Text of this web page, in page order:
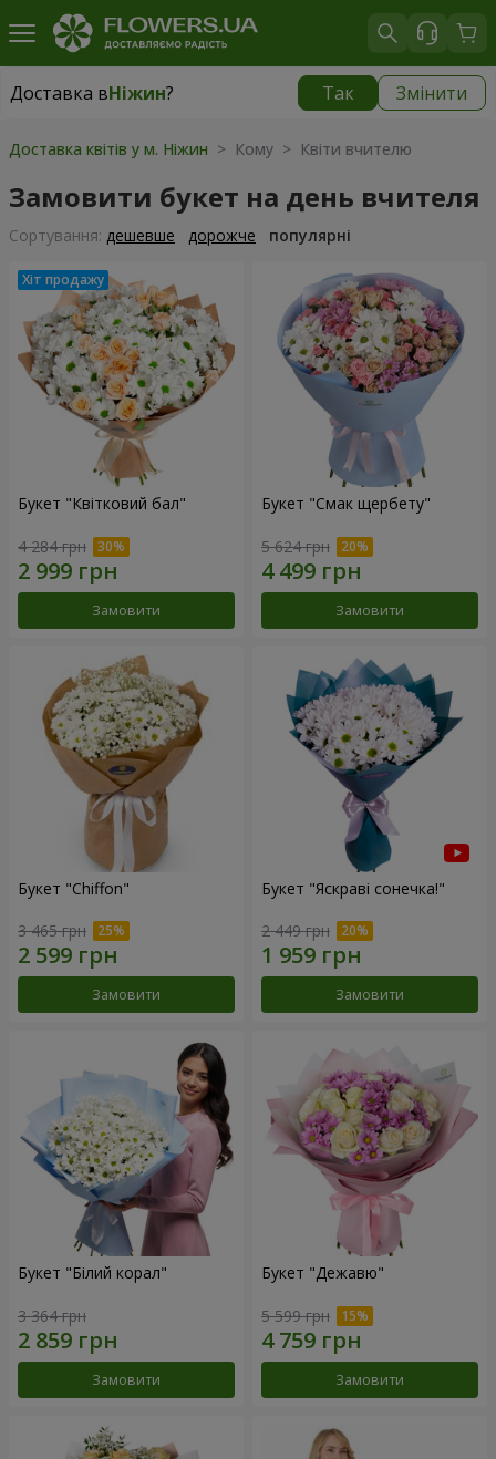
Доставка вНіжин? Так Змінити
Доставка вНіжин|
Доставка квітів у м. Ніжин > Кому > Квіти вчителю
Замовити букет на день вчителя
Сортування: дешевше дорожче популярні
Букет "Квітковий бал"
4 284 грн
Замовити
Букет "Смак щербету"
5 624 грн
Замовити
Букет "Chiffon"
3 465 грн
Замовити
Букет "Яскраві сонечка!"
2 449 грн
Замовити
Букет "Білий корал"
3 364 грн
Замовити
Букет "Дежавю"
5 599 грн
Замовити